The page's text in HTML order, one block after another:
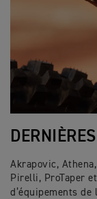
Akrapovic, Athena,
Pirelli, ProTaper et
d’équipements